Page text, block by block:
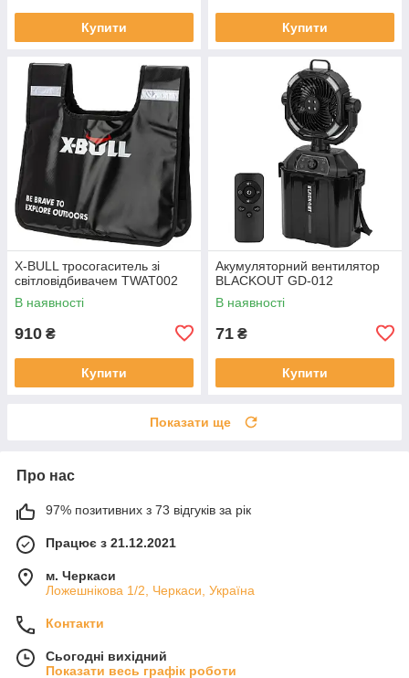
Купити Купити
X-BULL тросогаситель зі
світловідбивачем TWAT002
В наявності
910 ₴
Купити
Акумуляторний вентилятор
BLACKOUT GD-012
В наявності
71 ₴
Купити
Показати ще
Про нас
97% позитивних з 73 відгуків за рік
Працює з 21.12.2021
м. Черкаси
Ложешнікова 1/2, Черкаси, Україна
Контакти
Сьогодні вихідний
Показати весь графік роботи